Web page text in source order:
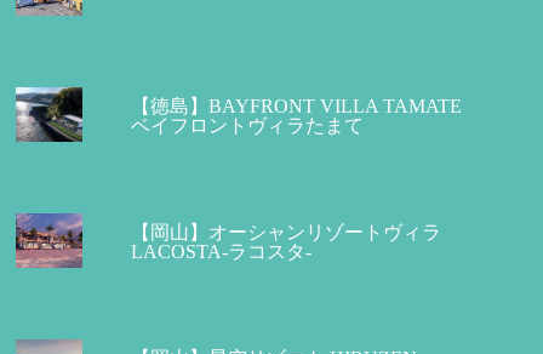
【徳島】BAYFRONT VILLA TAMATE
ベイフロントヴィラたまて
【岡山】オーシャンリゾートヴィラ
LACOSTA-ラコスタ-